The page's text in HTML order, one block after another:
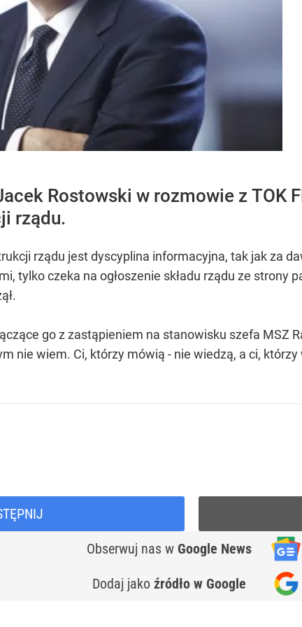
Rostowski w rozmowie z TOK
rządu.
rządu jest dyscyplina informacyjna, tak jak za
tylko czeka na ogłoszenie składu rządu ze strony
go z zastąpieniem na stanowisku szefa MSZ
nie wiem. Ci, którzy mówią - nie wiedzą, a ci,
Obserwuj nas w Google News
Dodaj jako źródło w Google